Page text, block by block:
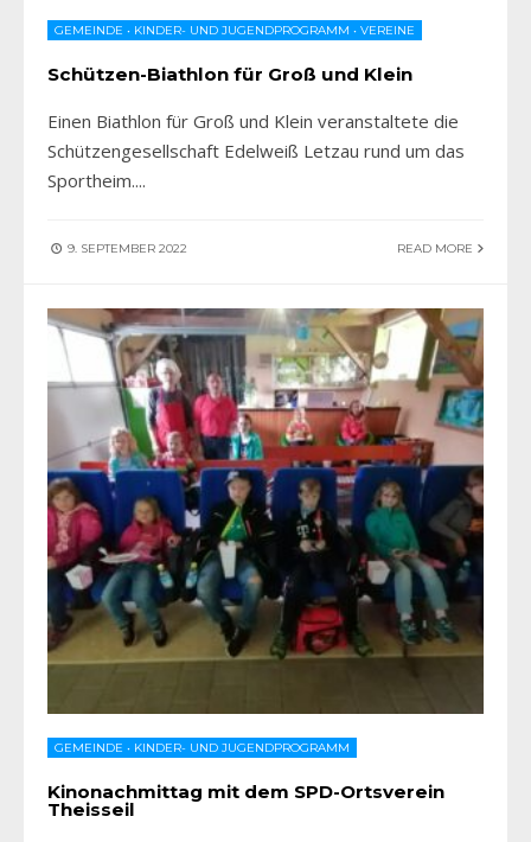
GEMEINDE • KINDER- UND JUGENDPROGRAMM • VEREINE
Schützen-Biathlon für Groß und Klein
Einen Biathlon für Groß und Klein veranstaltete die
Schützengesellschaft Edelweiß Letzau rund um das
Sportheim....
9. SEPTEMBER 2022 READ MORE
GEMEINDE • KINDER- UND JUGENDPROGRAMM
Kinonachmittag mit dem SPD-Ortsverein
Theisseil